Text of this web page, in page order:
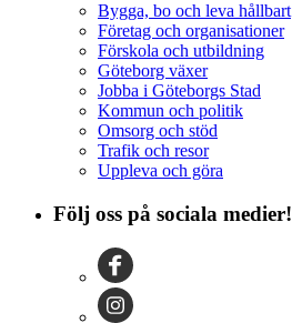
Bygga, bo och leva hållbart
Företag och organisationer
Förskola och utbildning
Göteborg växer
Jobba i Göteborgs Stad
Kommun och politik
Omsorg och stöd
Trafik och resor
Uppleva och göra
Följ oss på sociala medier!